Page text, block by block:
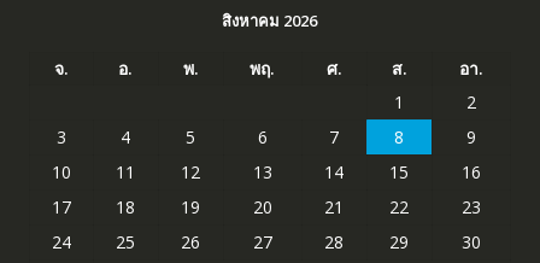
สิงหาคม 2026
จ. อ. พ. พฤ. ศ. ส.
อา.
1
2
3
4 5 6 7 8
9
10
11 12 13 14 15
16
17
18 19 20 21 22
23
24
25 26 27 28 29
30